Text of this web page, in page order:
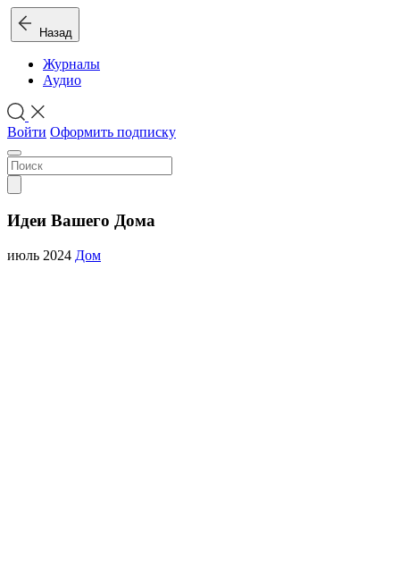
Назад
Журналы
Аудио
Войти Оформить подписку
Идеи Вашего Дома
июль 2024 Дом